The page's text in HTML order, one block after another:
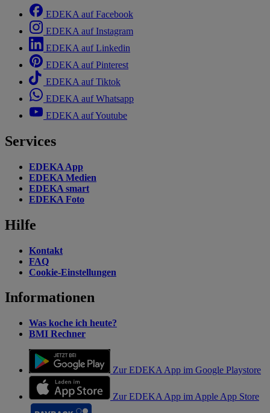
EDEKA auf Facebook
EDEKA auf Instagram
EDEKA auf Linkedin
EDEKA auf Pinterest
EDEKA auf Tiktok
EDEKA auf Whatsapp
EDEKA auf Youtube
Services
EDEKA App
EDEKA Medien
EDEKA smart
EDEKA Foto
Hilfe
Kontakt
FAQ
Cookie-Einstellungen
Informationen
Was koche ich heute?
BMI Rechner
Zur EDEKA App im Google Playstore
Zur EDEKA App im Apple App Store